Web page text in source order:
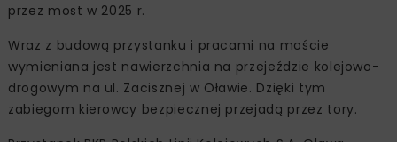
przez most w 2025 r.
Wraz z budową przystanku i pracami na moście
wymieniana jest nawierzchnia na przejeździe kolejowo-
drogowym na ul. Zacisznej w Oławie. Dzięki tym
zabiegom kierowcy bezpiecznej przejadą przez tory.